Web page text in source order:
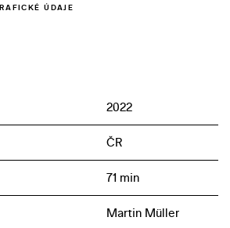
ÚDAJE
2022
ČR
71 min
Martin Müller